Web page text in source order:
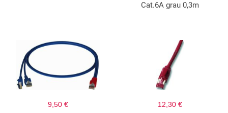
Cat.6A grau 0,3m
9,50 € 12,30 €